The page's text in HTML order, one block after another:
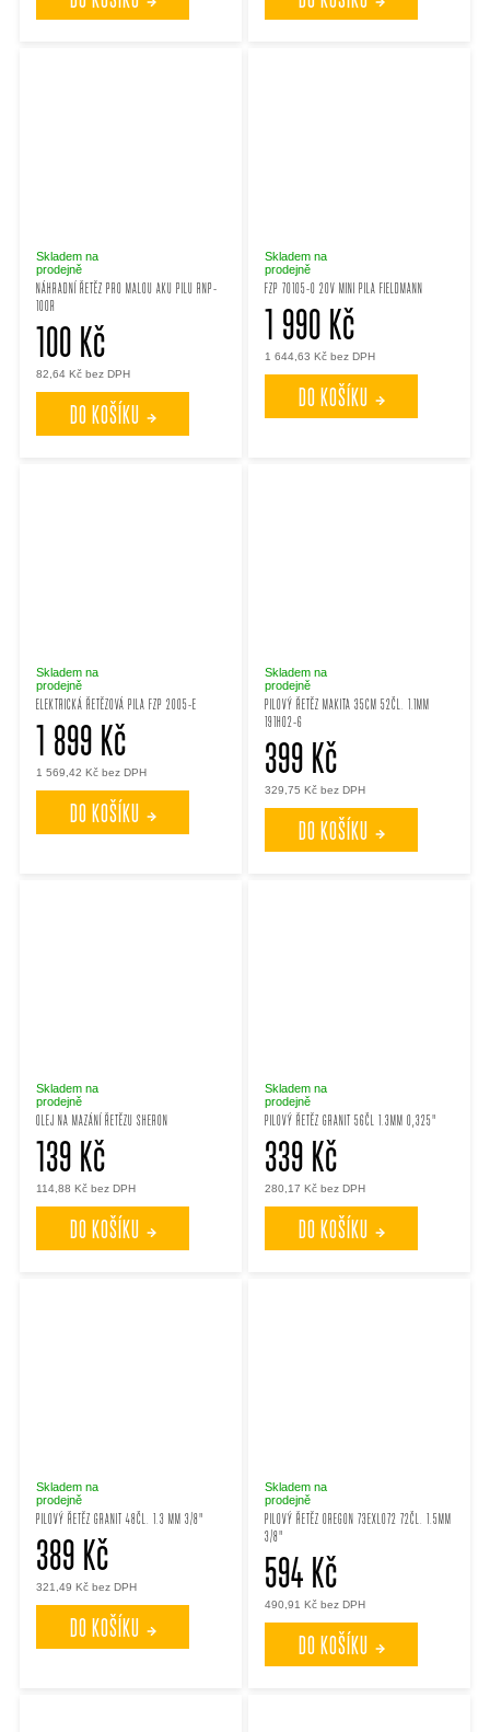
NÁHRADNÍ ŘETĚZ PRO MALOU AKU PILU RNP-
100R
Skladem na
prodejně
82,64 Kč bez DPH
100 Kč
DO KOŠÍKU
FZP 70105-0 20V MINI PILA FIELDMANN
Skladem na
prodejně
1 644,63 Kč bez DPH
1 990 Kč
DO KOŠÍKU
ELEKTRICKÁ ŘETĚZOVÁ PILA FZP 2005-E
Skladem na
prodejně
1 569,42 Kč bez DPH
1 899 Kč
DO KOŠÍKU
PILOVÝ ŘETĚZ MAKITA 35CM 52ČL. 1.1MM
191H02-6
Skladem na
prodejně
329,75 Kč bez DPH
399 Kč
DO KOŠÍKU
OLEJ NA MAZÁNÍ ŘETĚZU SHERON
Skladem na
prodejně
114,88 Kč bez DPH
139 Kč
DO KOŠÍKU
PILOVÝ ŘETĚZ GRANIT 56ČL 1.3MM 0,325"
Skladem na
prodejně
280,17 Kč bez DPH
339 Kč
DO KOŠÍKU
PILOVÝ ŘETĚZ GRANIT 48ČL. 1.3 MM 3/8"
Skladem na
prodejně
321,49 Kč bez DPH
389 Kč
DO KOŠÍKU
PILOVÝ ŘETĚZ OREGON 73EXL072 72ČL. 1.5MM
3/8"
Skladem na
prodejně
490,91 Kč bez DPH
594 Kč
DO KOŠÍKU